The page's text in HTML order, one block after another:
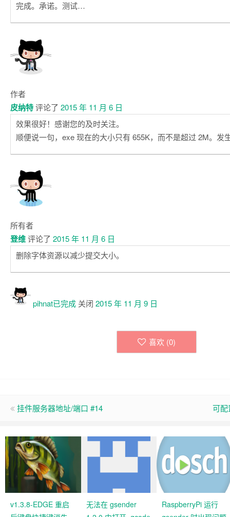
完成。承诺。测试…
作者
皮纳特评论了 2015 年 11 月 6 日
效果很好！感谢您的及时关注。
顺便说一句，exe 现在的大小只有 655K，而不是超过 2M。发
所有者
登维评论了 2015 年 11 月 6 日
删除字体资源以减少提交大小。
pihnat已完成 关闭 2015 年 11 月 9 日
喜欢 (0)
挂件服务器地址/端口 #14 可配
v1.3.8-EDGE 重启
无法在 gsender
RaspberryPi 运行